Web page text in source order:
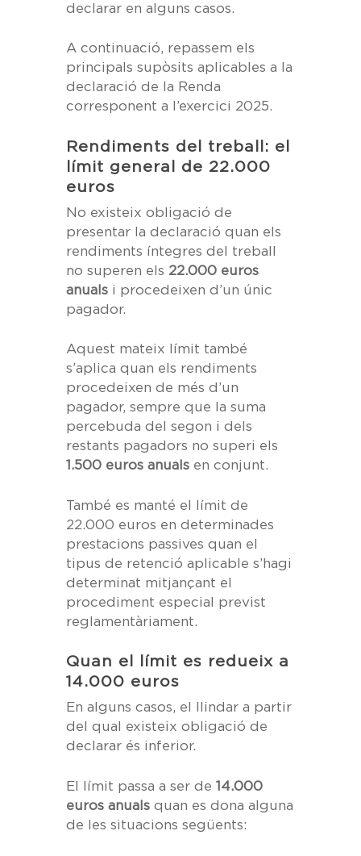
declarar en alguns casos.
A continuació, repassem els
principals supòsits aplicables a la
declaració de la Renda
corresponent a l’exercici 2025.
Rendiments del treball: el
límit general de 22.000
euros
No existeix obligació de
presentar la declaració quan els
rendiments íntegres del treball
no superen els 22.000 euros
anuals i procedeixen d’un únic
pagador.
Aquest mateix límit també
s’aplica quan els rendiments
procedeixen de més d’un
pagador, sempre que la suma
percebuda del segon i dels
restants pagadors no superi els
1.500 euros anuals en conjunt.
També es manté el límit de
22.000 euros en determinades
prestacions passives quan el
tipus de retenció aplicable s’hagi
determinat mitjançant el
procediment especial previst
reglamentàriament.
Quan el límit es redueix a
14.000 euros
En alguns casos, el llindar a partir
del qual existeix obligació de
declarar és inferior.
El límit passa a ser de14.000
euros anuals quan es dona alguna
de les situacions següents: